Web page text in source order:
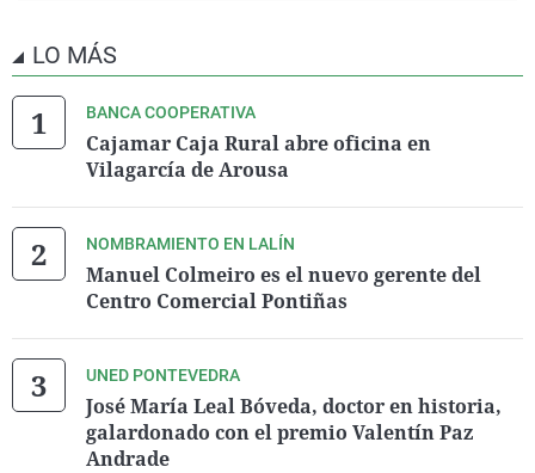
LO MÁS
BANCA COOPERATIVA
Cajamar Caja Rural abre oficina en
Vilagarcía de Arousa
NOMBRAMIENTO EN LALÍN
Manuel Colmeiro es el nuevo gerente del
Centro Comercial Pontiñas
UNED PONTEVEDRA
José María Leal Bóveda, doctor en historia,
galardonado con el premio Valentín Paz
Andrade